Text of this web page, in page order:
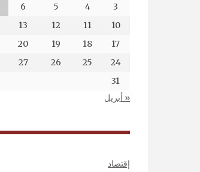
3
4
5
6
10
11
12
13
17
18
19
20
24
25
26
27
31
« أبريل
إقتصاد